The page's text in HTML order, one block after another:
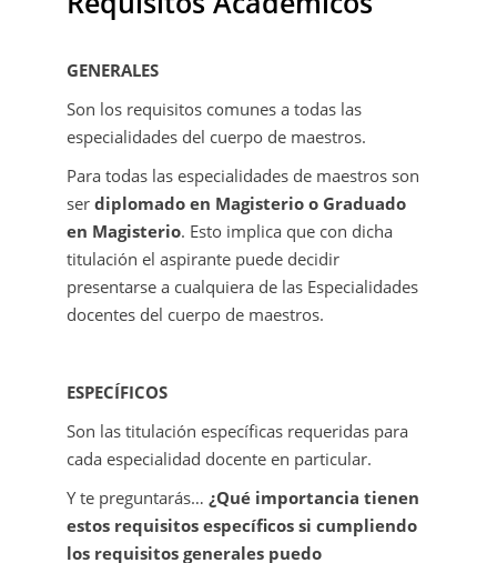
GENERALES
Son los requisitos comunes a todas las
especialidades del cuerpo de maestros.
Para todas las especialidades de maestros son
ser diplomado en Magisterio o Graduado
en Magisterio. Esto implica que con dicha
titulación el aspirante puede decidir
presentarse a cualquiera de las Especialidades
docentes del cuerpo de maestros.
ESPECÍFICOS
Son las titulación específicas requeridas para
cada especialidad docente en particular.
Y te preguntarás… ¿Qué importancia tienen
estos requisitos específicos si cumpliendo
los requisitos generales puedo